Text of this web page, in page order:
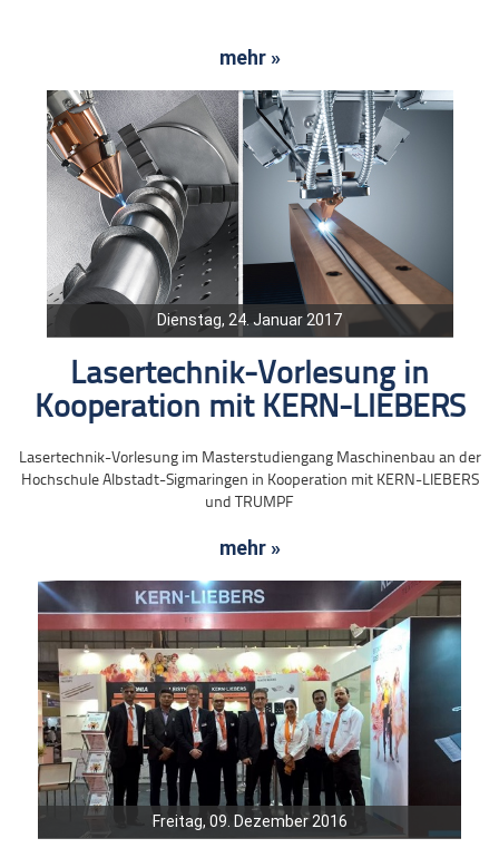
mehr »
Dienstag, 24. Januar 2017
Lasertechnik-Vorlesung in
Kooperation mit KERN-LIEBERS
Lasertechnik-Vorlesung im Masterstudiengang Maschinenbau an der
Hochschule Albstadt-Sigmaringen in Kooperation mit KERN-LIEBERS
und TRUMPF
mehr »
Freitag, 09. Dezember 2016